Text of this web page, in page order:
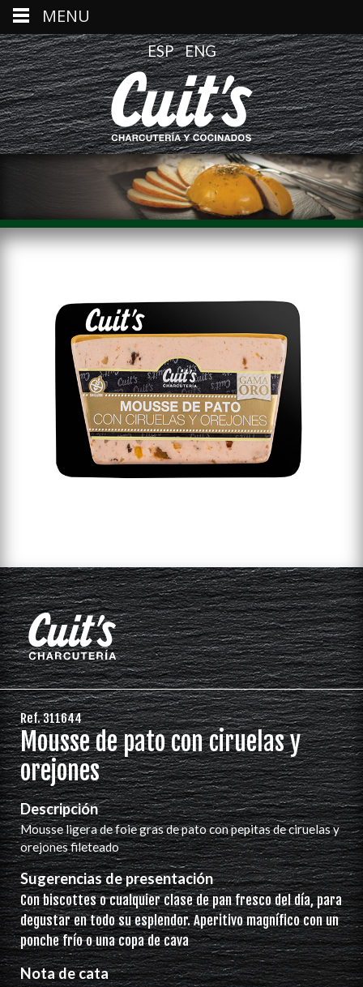
ESP ENG
Ref. 311644
Mousse de pato con ciruelas y
orejones
Descripción
Mousse ligera de foie gras de pato con pepitas de ciruelas y
orejones fileteado
Sugerencias de presentación
Con biscottes o cualquier clase de pan fresco del día, para
degustar en todo su esplendor. Aperitivo magnífico con un
ponche frío o una copa de cava
Nota de cata
MENU